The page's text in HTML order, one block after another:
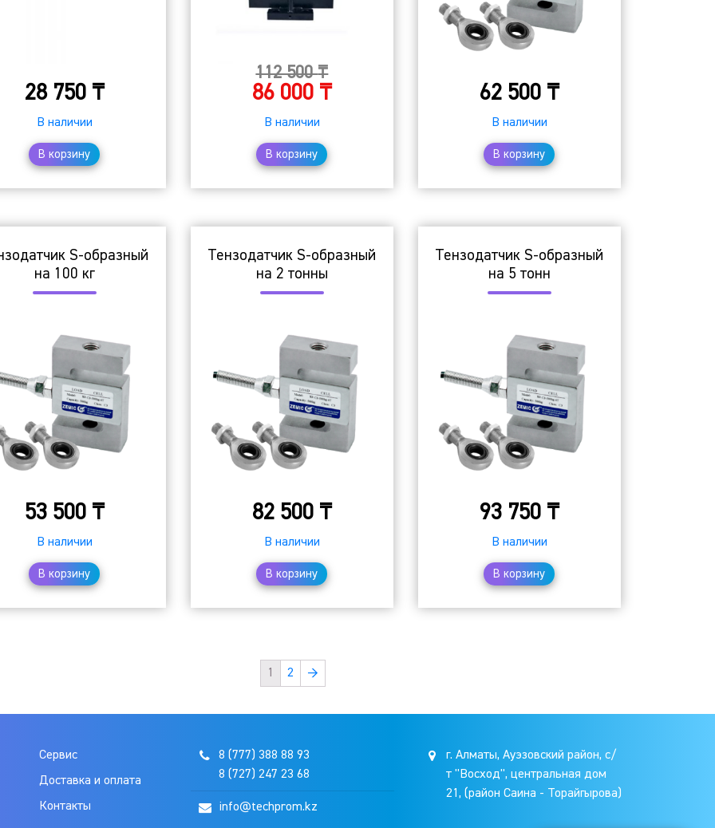
28 750 ₸
В наличии
В корзину
112 500₸
86 000 ₸
В наличии
В корзину
62 500 ₸
В наличии
В корзину
S-образный
на 100 кг
53 500 ₸
В наличии
В корзину
Тензодатчик S-образный
на 2 тонны
82 500 ₸
В наличии
В корзину
Тензодатчик S-образный
на 5 тонн
93 750 ₸
В наличии
В корзину
1 2 →
Сервис
Доставка и оплата
Контакты
8 (777) 388 88 93
8 (727) 247 23 68
info@techprom.kz
г. Алматы, Ауэзовский район, с/
т "Восход", центральная дом
21, (район Саина - Торайгырова)